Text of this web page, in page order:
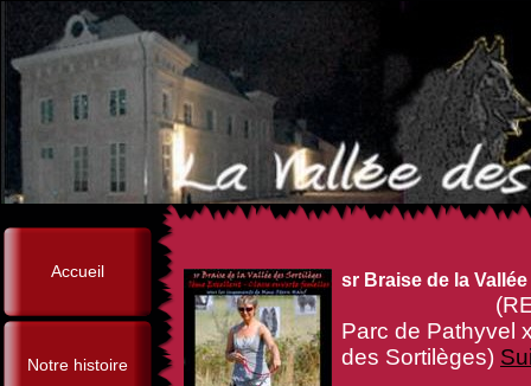
Accueil
Notre histoire
sr Braise de la
(RE, Ch IB,
Parc de Pathyvel
des Sortilèges)